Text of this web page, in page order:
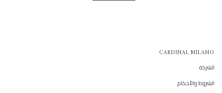
CARDINAL MILANO
الشركة
الشروط والأحكام